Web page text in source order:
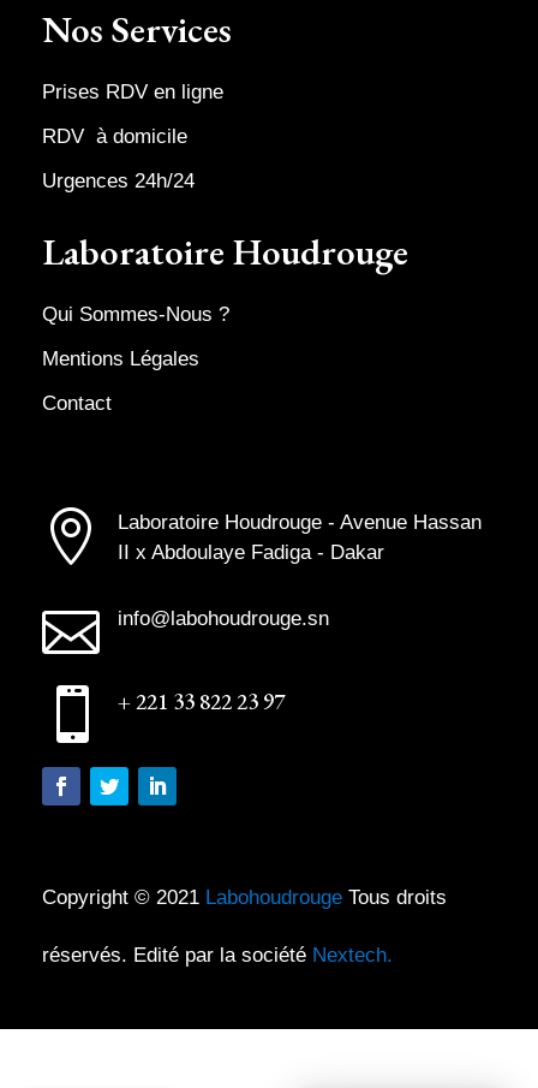
Nos Services
Prises RDV en ligne
RDV à domicile
Urgences 24h/24
Laboratoire Houdrouge
Qui Sommes-Nous ?
Mentions Légales
Contact

Laboratoire Houdrouge - Avenue Hassan
II x Abdoulaye Fadiga - Dakar
 info@labohoudrouge.sn
 + 221 33 822 23 97
Copyright © 2021 Labohoudrouge Tous droits
réservés. Edité par la société Nextech.